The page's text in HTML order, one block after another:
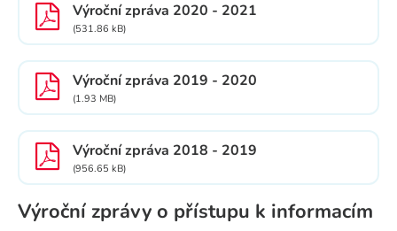
Výroční zpráva 2020 - 2021
(531.86 kB)
Výroční zpráva 2019 - 2020
(1.93 MB)
Výroční zpráva 2018 - 2019
(956.65 kB)
Výroční zprávy o přístupu k informacím